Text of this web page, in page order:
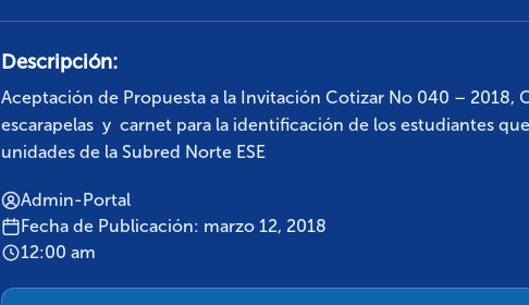
Descripción:
Aceptación de Propuesta a la Invitación Cotizar No 040 – 2018,
escarapelas y carnet para la identificación de los estudiantes
unidades de la Subred Norte ESE
Admin-Portal
Fecha de Publicación: marzo 12, 2018
12:00 am